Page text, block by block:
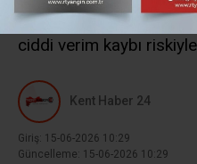
ilaçlama döneminde
ciddi verim kaybı
Kent Haber 24
Giriş: 15-06-2026 10:29
Güncelleme: 15-06-2026 10:29